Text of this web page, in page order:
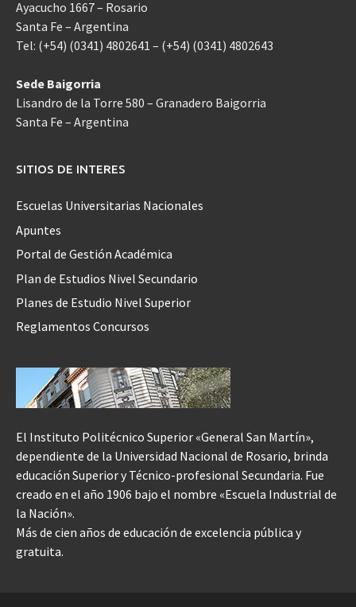
Ayacucho 1667 – Rosario
Santa Fe – Argentina
Tel: (+54) (0341) 4802641 – (+54) (0341) 4802643
Sede Baigorria
Lisandro de la Torre 580 – Granadero Baigorria
Santa Fe – Argentina
SITIOS DE INTERES
Escuelas Universitarias Nacionales
Apuntes
Portal de Gestión Académica
Plan de Estudios Nivel Secundario
Planes de Estudio Nivel Superior
Reglamentos Concursos
El Instituto Politécnico Superior «General San Martín»,
dependiente de la Universidad Nacional de Rosario, brinda
educación Superior y Técnico-profesional Secundaria. Fue
creado en el año 1906 bajo el nombre «Escuela Industrial de
la Nación».
Más de cien años de educación de excelencia pública y
gratuita.